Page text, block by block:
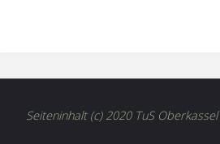
Seiteninhalt (c) 2020 TuS Oberkassel